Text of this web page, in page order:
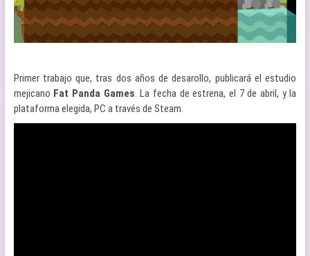
Primer trabajo que, tras dos años de desarollo, publicará el estudio
mejicano Fat Panda Games. La fecha de estrena, el 7 de abril, y la
plataforma elegida, PC a través de Steam.